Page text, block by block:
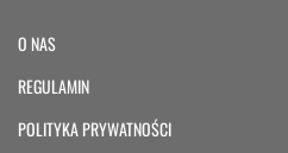
O NAS
REGULAMIN
POLITYKA PRYWATNOŚCI